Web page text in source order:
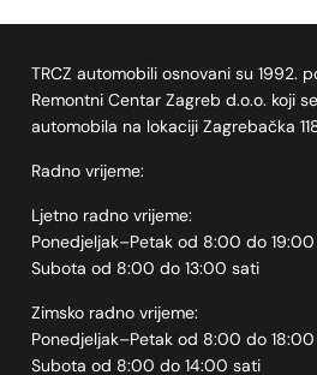
TRCZ automobili osnovani su 1992.
Remontni Centar Zagreb d.o.o. koji
automobila na lokaciji Zagrebačka
Radno vrijeme:
Ljetno radno vrijeme:
Ponedjeljak–Petak od 8:00 do
Subota od 8:00 do 13:00 sati
Zimsko radno vrijeme:
Ponedjeljak–Petak od 8:00 do
Subota od 8:00 do 14:00 sati